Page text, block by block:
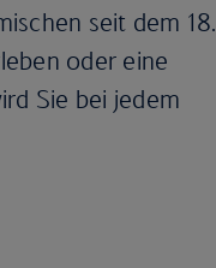
seit dem 18.
oder eine
Sie bei jedem